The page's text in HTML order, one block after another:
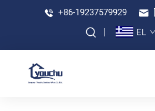
+86-19237579929
EL